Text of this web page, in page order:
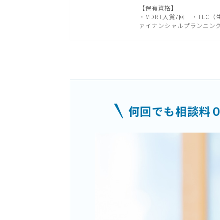
【保有資格】
・MDRT入賞7回 ・TLC
ァイナンシャルプランニ
何回でも相談料